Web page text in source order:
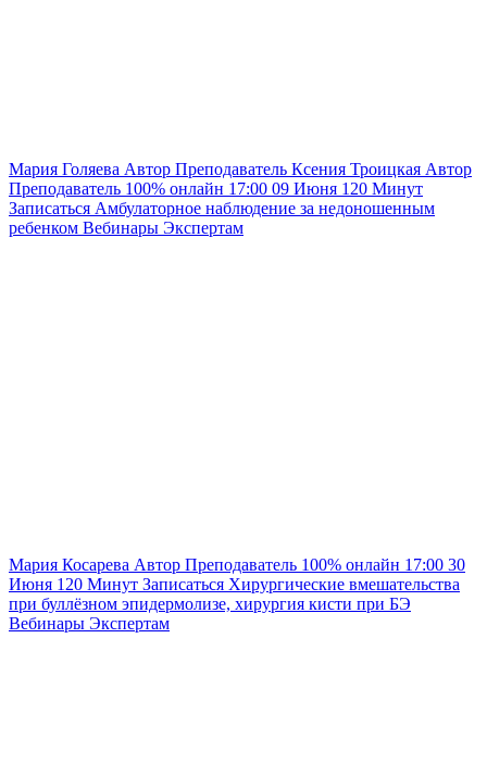
Мария Голяева Автор Преподаватель Ксения Троицкая Автор
Преподаватель 100% онлайн 17:00 09 Июня 120 Минут
Записаться Амбулаторное наблюдение за недоношенным
ребенком Вебинары Экспертам
Мария Косарева Автор Преподаватель 100% онлайн 17:00 30
Июня 120 Минут Записаться Хирургические вмешательства
при буллёзном эпидермолизе, хирургия кисти при БЭ
Вебинары Экспертам